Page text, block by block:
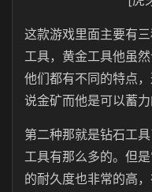
这款游戏里面主要有
工具，黄金工具他虽
他们都有不同的特点
说金矿而他是可以蓄力
第二种那就是钻石工
工具有那么多的。但
的耐久度也非常的高